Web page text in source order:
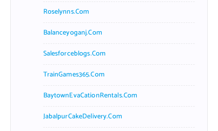
Roselynns.com
Balanceyoganj.com
Salesforceblogs.com
TrainGames365.com
BaytownEvaCationRentals.com
JabalpurCakeDelivery.com